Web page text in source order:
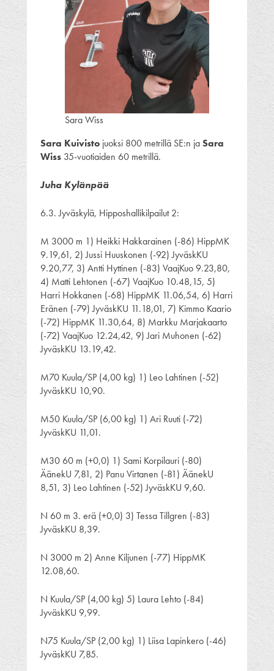
Sara Wiss
Sara Kuivisto juoksi 800 metrillä SE:n jaSara
Wiss 35-vuotiaiden 60 metrillä.
Juha Kylänpää
6.3. Jyväskylä, Hipposhallikilpailut 2:
M 3000 m 1) Heikki Hakkarainen (-86) HippMK
9.19,61, 2) Jussi Huuskonen (-92) JyväskKU
9.20,77, 3) Antti Hyttinen (-83) VaajKuo 9.23,80,
4) Matti Lehtonen (-67) VaajKuo 10.48,15, 5)
Harri Hokkanen (-68) HippMK 11.06,54, 6) Harri
Eränen (-79) JyväskKU 11.18,01, 7) Kimmo Kaario
(-72) HippMK 11.30,64, 8) Markku Marjakaarto
(-72) VaajKuo 12.24,42, 9) Jari Muhonen (-62)
JyväskKU 13.19,42.
M70 Kuula/SP (4,00 kg) 1) Leo Lahtinen (-52)
JyväskKU 10,90.
M50 Kuula/SP (6,00 kg) 1) Ari Ruuti (-72)
JyväskKU 11,01.
M30 60 m (+0,0) 1) Sami Korpilauri (-80)
ÄänekU 7,81, 2) Panu Virtanen (-81) ÄänekU
8,51, 3) Leo Lahtinen (-52) JyväskKU 9,60.
N 60 m 3. erä (+0,0) 3) Tessa Tillgren (-83)
JyväskKU 8,39.
N 3000 m 2) Anne Kiljunen (-77) HippMK
12.08,60.
N Kuula/SP (4,00 kg) 5) Laura Lehto (-84)
JyväskKU 9,99.
N75 Kuula/SP (2,00 kg) 1) Liisa Lapinkero (-46)
JyväskKU 7,85.